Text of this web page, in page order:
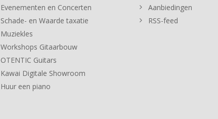
Evenementen en Concerten
Schade- en Waarde taxatie
Muziekles
Workshops Gitaarbouw
OTENTIC Guitars
Kawai Digitale Showroom
Huur een piano
Aanbiedingen
RSS-feed